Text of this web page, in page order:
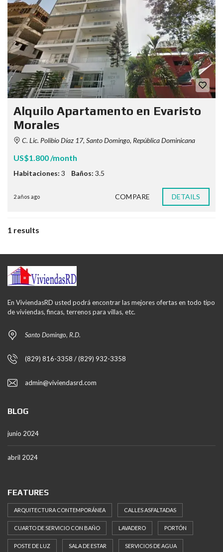
Alquilo Apartamento en Evaristo
Morales
C. Lic. Polibio Díaz 17, Santo Domingo, República Dominicana
US$1.800 /month
Habitaciones: 3 Baños: 3.5
2 años ago COMPARE DETAILS
1 results
En ViviendasRD usted podrá encontrar las mejores ofertas en todo tipo
de viviendas, fincas, terrenos para villas, etc.
Santo Domingo, R.D.
(829) 816-3358 / (829) 932-3358
admin@viviendasrd.com
BLOG
junio 2024
abril 2024
FEATURES
ARQUITECTURA CONTEMPORÁNEA CALLES ASFALTADAS
CUARTO DE SERVICIO CON BAÑO LAVADERO PORTÓN
POSTE DE LUZ SALA DE ESTAR SERVICIOS DE AGUA